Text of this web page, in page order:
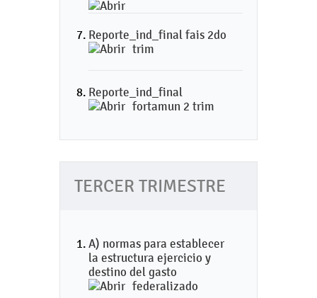
Reporte_ind_final fais 2do
trim
Reporte_ind_final
fortamun 2 trim
TERCER TRIMESTRE
A) normas para establecer
la estructura ejercicio y
destino del gasto
federalizado